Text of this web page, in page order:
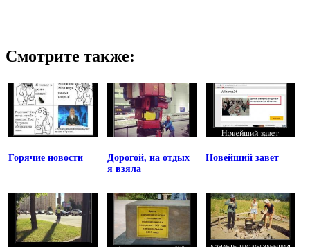
Смотрите также:
Горячие новости
Дорогой, на отдых
я взяла
Новейший завет